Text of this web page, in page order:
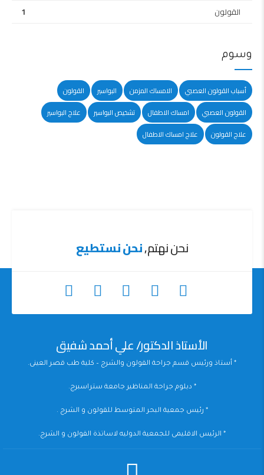
القولون
1
وسوم
أسباب القولون العصبي الامساك المزمن البواسير
القولون
القولون العصبي
امساك الاطفال تشخيص البواسير
علاج البواسير
علاج القولون
علاج امساك الاطفال
نحن نهتم,نحن نستطيع
الأستاذ الدكتور/ علي أحمد شفيق
* أستاذ ورئيس قسم جراحة القولون والشرج – كلية طب قصر العينى.
* دبلوم جراحة المناظير جامعة ستراسبرج.
* رئيس جمعية البحر المتوسط للقولون و الشرج .
* الرئيس الاقليمى للجمعية الدوليه لاساتذة القولون و الشرج.